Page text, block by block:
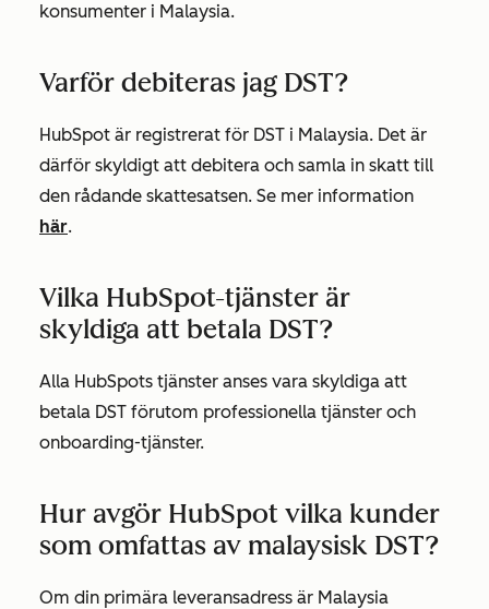
konsumenter i Malaysia.
Varför debiteras jag DST?
HubSpot är registrerat för DST i Malaysia. Det är
därför skyldigt att debitera och samla in skatt till
den rådande skattesatsen. Se mer information
här.
Vilka HubSpot-tjänster är
skyldiga att betala DST?
Alla HubSpots tjänster anses vara skyldiga att
betala DST förutom professionella tjänster och
onboarding-tjänster.
Hur avgör HubSpot vilka kunder
som omfattas av malaysisk DST?
Om din primära leveransadress är Malaysia